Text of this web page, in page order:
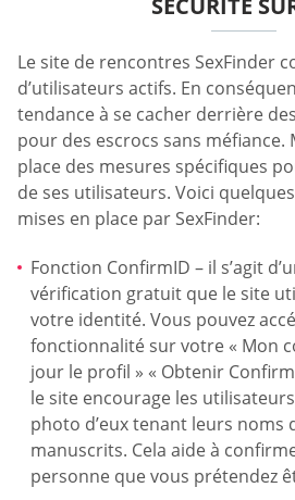
SÉCURITÉ
Le site de rencontres SexFinder
d’utilisateurs actifs. En
tendance à se cacher derrière
pour des escrocs sans méfiance.
place des mesures spécifiques
de ses utilisateurs. Voici
mises en place par SexFinder:
Fonction ConfirmID – il s’agit
vérification gratuit que le site
votre identité. Vous pouvez
fonctionnalité sur votre « Mon
jour le profil » « Obtenir
le site encourage les
photo d’eux tenant leurs noms
manuscrits. Cela aide à
personne que vous prétendez